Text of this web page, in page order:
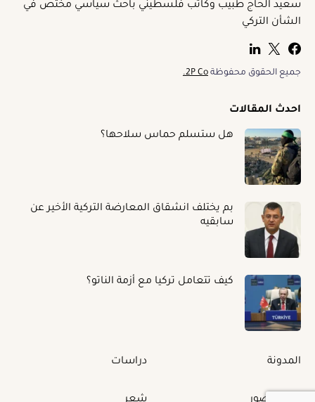
سعيد الحاج طبيب وكاتب فلسطيني باحث سياسي مختص في
الشأن التركي
جميع الحقوق محفوظة 2P Co.
احدث المقالات
هل ستسلم حماس سلاحها؟
بم يختلف انشقاق المعارضة التركية الأخير عن
سابقيه
كيف تتعامل تركيا مع أزمة الناتو؟
المدونة دراسات